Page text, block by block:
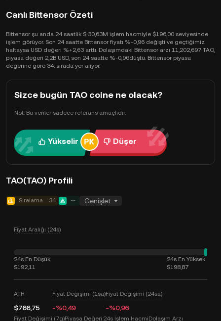
Canlı Bittensor Özeti
Bittensor şu anda 24 saatlik $ 30,63M işlem hacmiyle $196,00 seviyesinde
işlem görüyor. Son 24 saatte Bittensor fiyatı %-0,96 değişti ve geçtiğimiz
haftaysa USD değeri %+2,63 arttı. Dolaşımdaki Bittensor arzı 11,202,697 TAO,
piyasa değeri 2,2B USD, son 24 saatte %-0,96düştü. Bittensor piyasa
değerine göre 34. sırada yer alıyor.
Sizce bugün TAO coine ne olacak?
Not: Bu veriler sadece referans amaçlıdır.
Yükselir Düşer
TAO(TAO) Profili
Sıralama 34 -- Genişlet
Fiyat Aralığı (24s)
24s En Düşük
$192,11
24s En Yüksek
$198,87
ATH
$766,75
Fiyat Değişimi (1sa)
-%0,49
Fiyat Değişimi (24sa)
-%0,96
Fiyat Değişimi (7g)Piyasa Değeri 24s İşlem HacmiDolaşım Arzı